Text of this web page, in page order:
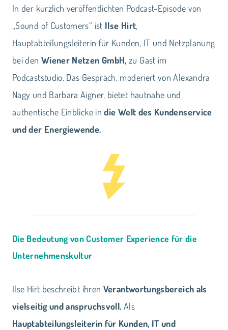
In der kürzlich veröffentlichten Podcast-Episode von
„Sound of Customers“ ist Ilse Hirt,
Hauptabteilungsleiterin für Kunden, IT und Netzplanung
bei den Wiener Netzen GmbH, zu Gast im
Podcaststudio. Das Gespräch, moderiert von Alexandra
Nagy und Barbara Aigner, bietet hautnahe und
authentische Einblicke indie Welt des Kundenservice
und der Energiewende.
Die Bedeutung von Customer Experience für die
Unternehmenskultur
Ilse Hirt beschreibt ihren Verantwortungsbereich als
vielseitig und anspruchsvoll. Als
Hauptabteilungsleiterin für Kunden, IT und